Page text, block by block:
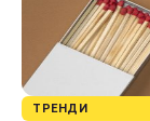
ТРЕНДИ